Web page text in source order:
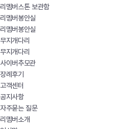
리멤버스톤 보관함
리멤버봉안실
리멤버봉안실
무지개다리
무지개다리
사이버추모관
장례후기
고객센터
공지사항
자주묻는 질문
리멤버소개